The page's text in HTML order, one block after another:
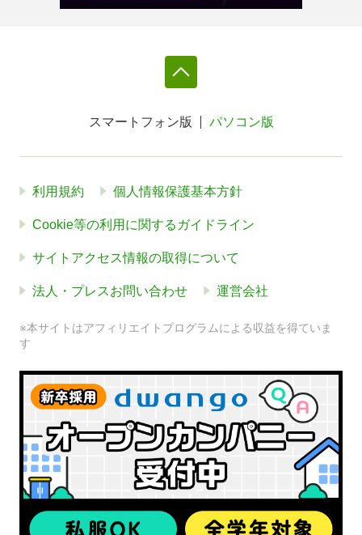
スマートフォン版 パソコン版
利用規約 個人情報保護基本方針
Cookie等の利用に関するガイドライン
サイトアクセス情報の取得について
法人・プレスお問い合わせ 運営会社
※本サイトはアフィリエイトプログラムによる収益を得ていま
す